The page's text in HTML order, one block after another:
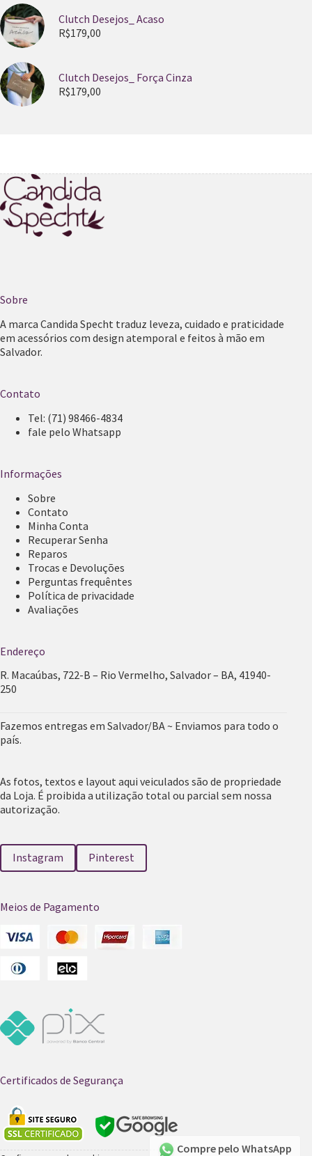
Clutch Desejos_ Acaso
R$179,00
Clutch Desejos_ Força Cinza
R$179,00
Sobre
A marca Candida Specht traduz leveza, cuidado e praticidade
em acessórios com design atemporal e feitos à mão em
Salvador.
Contato
Tel: (71) 98466-4834
fale pelo Whatsapp
Informações
Sobre
Contato
Minha Conta
Recuperar Senha
Reparos
Trocas e Devoluções
Perguntas frequêntes
Política de privacidade
Avaliações
Endereço
R. Macaúbas, 722-B – Rio Vermelho, Salvador – BA, 41940-
250
Fazemos entregas em Salvador/BA ~ Enviamos para todo o
país.
As fotos, textos e layout aqui veiculados são de propriedade
da Loja. É proibida a utilização total ou parcial sem nossa
autorização.
Instagram Pinterest
Meios de Pagamento
Certificados de Segurança
Compre pelo WhatsApp